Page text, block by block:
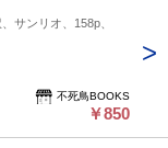
サンリオ、158p、
不死鳥BOOKS
￥850